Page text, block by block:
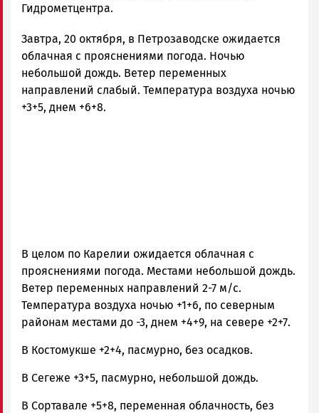
Каулио
Петрозаводска
и
Карелии
|
Петрозаводск
ГОВОРИТ
Гидрометцентра.
Завтра, 20 октября, в Петрозаводске ожидается
облачная с прояснениями погода. Ночью
небольшой дождь. Ветер переменных
направлений слабый. Температура воздуха ночью
+3+5, днем +6+8.
В целом по Карелии ожидается облачная с
прояснениями погода. Местами небольшой дождь.
Ветер переменных направлений 2-7 м/с.
Температура воздуха ночью +1+6, по северным
районам местами до -3, днем +4+9, на севере +2+7.
В Костомукше +2+4, пасмурно, без осадков.
В Сегеже +3+5, пасмурно, небольшой дождь.
В Сортавале +5+8, переменная облачность, без